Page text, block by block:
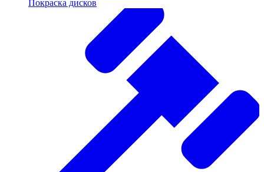
Покраска дисков